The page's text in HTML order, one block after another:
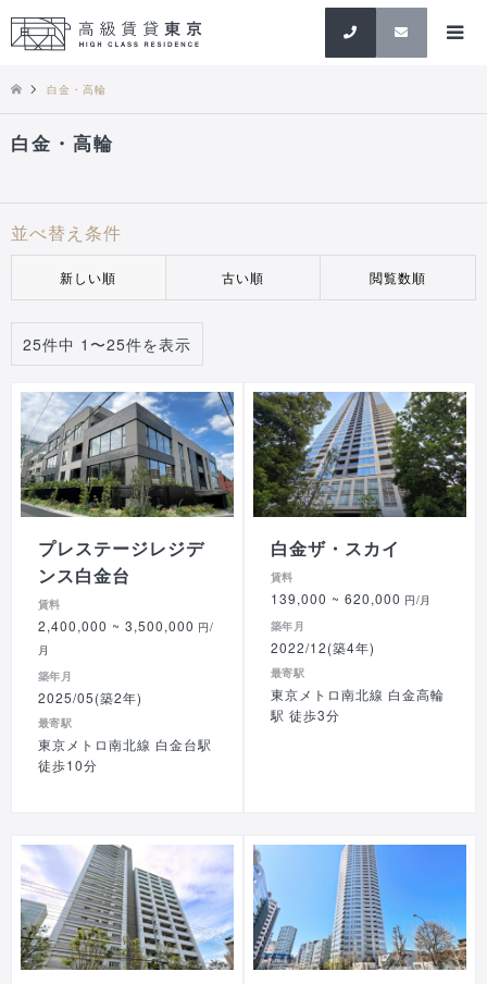
検索
白金・高輪
白金・高輪
並べ替え条件
新しい順 古い順 閲覧数順
25件中 1〜25件を表示
プレステージレジデ
ンス白金台
賃料
2,400,000 ~ 3,500,000 円/
月
築年月
2025/05(築2年)
最寄駅
東京メトロ南北線 白金台駅
徒歩10分
白金ザ・スカイ
賃料
139,000 ~ 620,000 円/月
築年月
2022/12(築4年)
最寄駅
東京メトロ南北線 白金高輪
駅 徒歩3分